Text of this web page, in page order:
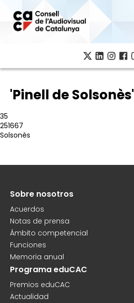
contenido
principal
'Pinell de Solsonès'
35
251667
Solsonès
Peu
Sobre nosotros
Acuerdos
Notas de prensa
Ámbito competencial
Funciones
Memoria anual
Programa eduCAC
Premios eduCAC
Actualidad